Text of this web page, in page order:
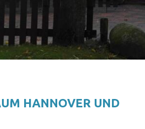
HANNOVER UND